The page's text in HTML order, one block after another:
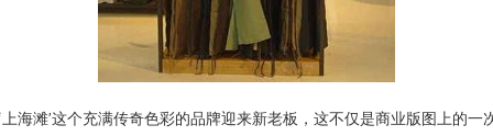
上海滩’这个充满传奇色彩的品牌迎来新老板，这不仅是商业版图上的一